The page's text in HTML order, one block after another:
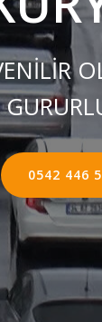
0542 446